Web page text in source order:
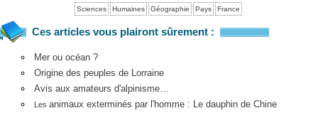
Sciences Humaines Géographie Pays France
Ces articles vous plairont sûrement :
Mer ou océan ?
Origine des peuples de Lorraine
Avis aux amateurs d'alpinisme…
Les animaux exterminés par l'homme : Le dauphin de Chine